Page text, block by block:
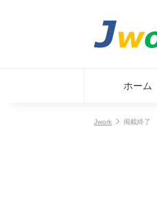
ホーム
Jwork 掲載終了